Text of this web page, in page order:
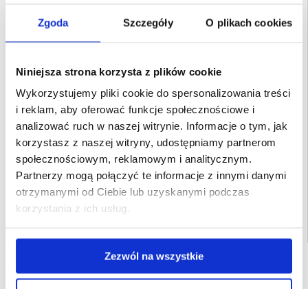
Zgoda Szczegóły O plikach cookies
Niniejsza strona korzysta z plików cookie
Wykorzystujemy pliki cookie do spersonalizowania treści
i reklam, aby oferować funkcje społecznościowe i
analizować ruch w naszej witrynie. Informacje o tym, jak
korzystasz z naszej witryny, udostępniamy partnerom
społecznościowym, reklamowym i analitycznym.
Partnerzy mogą połączyć te informacje z innymi danymi
otrzymanymi od Ciebie lub uzyskanymi podczas
korzystania z ich usług.
Zezwól na wszystkie
- Wysokiej jakości etui z portfelem do telefonu iPhone 7, iPhone 8, iPhone SE
- Bezpieczny magnetyczny pasek zabezpiecza zawartość portfela
- Po złożeniu tyłu, etui z motylem staje się stojakiem do korzystania z telefonu
- Materiał: Poliuretan i etui z TPU
Przeznaczenie:iPhone 7 4.7", iPhone 8 4.7", iPhone SE (2020) 4.7", iPhone
SE (2022) 4.7"
Opakowanie zastępcze
EAN: 5714122325716
Powiązane kategorie: Akcesoria do telefonów,Etui & Akcesoria iPhone,iPhone
8 Etui & Akcesoria
CLUB TRENDY